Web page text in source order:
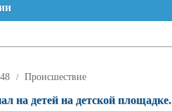
/ Происшествие
на детей на детской площадке.